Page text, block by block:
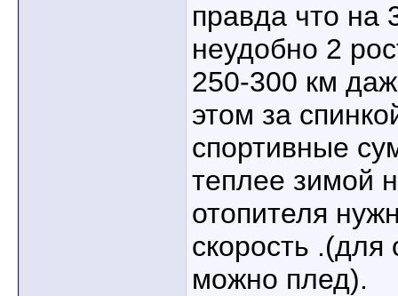
правда что на
неудобно 2
250-300 км
этом за
спортивные
теплее зимой
отопителя
скорость
можно плед).